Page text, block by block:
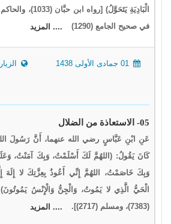
في صحيح الجامع (1290)
.... المزيد
05- الاستعاذة من الضلال
عَنِ ابْنِ عَبَّاسٍ رضي الله عنهما، أَنَّ رَسُولَ
كَانَ يَقُولُ: (اللهُمَّ لَكَ أَسْلَمْتُ، وَبِكَ آمَنْتُ،
وَبِكَ خَاصَمْتُ، اللهُمَّ إِنِّي أَعُوذُ بِعِزَّتِكَ لا إِلَهَ
الْحَيُّ الَّذِي لا يَمُوتُ، وَالْجِنُّ وَالْإِنْسُ يَمُوتُونَ)
(7383)، ومسلم (2717)].
.... المزيد